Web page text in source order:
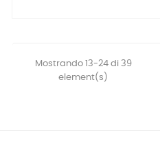
Mostrando 13-24 di 39
element(s)